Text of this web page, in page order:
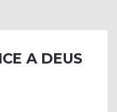
A DEUS